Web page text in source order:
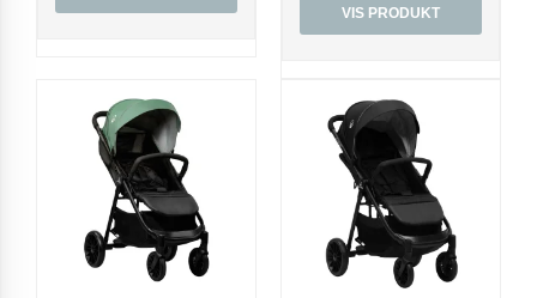
VIS PRODUKT